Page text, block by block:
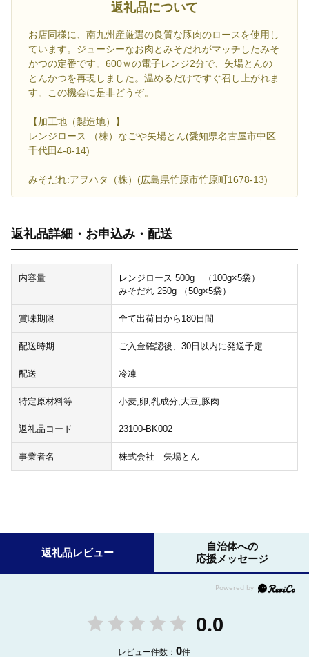
返礼品について
お店同様に、南九州産厳選の良質な豚肉のロースを使用し
ています。ジューシーなお肉とみそだれがマッチしたみそ
かつの定番です。600ｗの電子レンジ2分で、矢場とんの
とんかつを再現しました。温めるだけですぐ召し上がれま
す。この機会に是非どうぞ。
【加工地（製造地）】
レンジロース:（株）なごや矢場とん(愛知県名古屋市中区
千代田4-8-14)
みそだれ:アヲハタ（株）(広島県竹原市竹原町1678-13)
返礼品詳細・お申込み・配送
内容量
レンジロース 500g （100g×5袋）
みそだれ 250g （50g×5袋）
賞味期限 全て出荷日から180日間
配送時期 ご入金確認後、30日以内に発送予定
配送 冷凍
特定原材料等 小麦,卵,乳成分,大豆,豚肉
返礼品コード 23100-BK002
事業者名 株式会社 矢場とん
返礼品レビュー
自治体への
応援メッセージ
0.0
レビュー件数：0件